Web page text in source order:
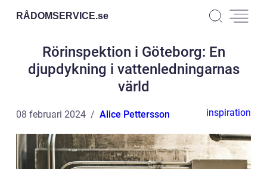
RÅDOMSERVICE.se
Rörinspektion i Göteborg: En
djupdykning i vattenledningarnas
värld
08 februari 2024 Alice Pettersson inspiration